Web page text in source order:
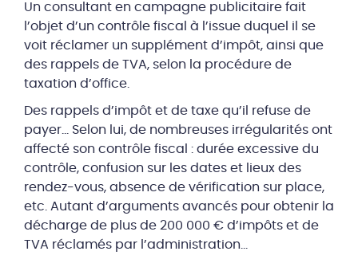
Un consultant en campagne publicitaire fait
l’objet d’un contrôle fiscal à l’issue duquel il se
voit réclamer un supplément d’impôt, ainsi que
des rappels de TVA, selon la procédure de
taxation d’office.
Des rappels d’impôt et de taxe qu’il refuse de
payer… Selon lui, de nombreuses irrégularités ont
affecté son contrôle fiscal : durée excessive du
contrôle, confusion sur les dates et lieux des
rendez-vous, absence de vérification sur place,
etc. Autant d’arguments avancés pour obtenir la
décharge de plus de 200 000 € d’impôts et de
TVA réclamés par l’administration…